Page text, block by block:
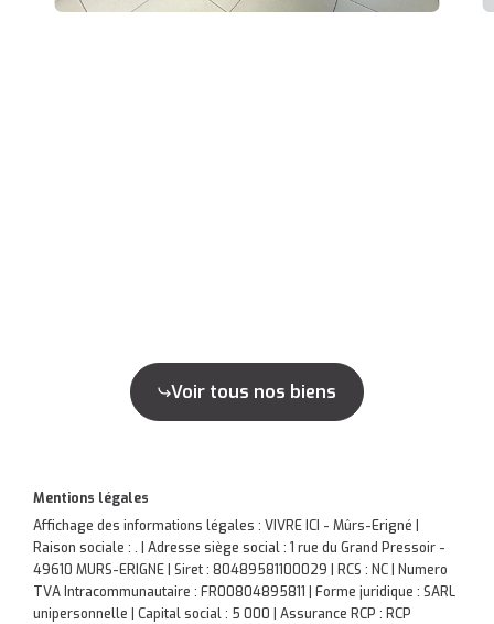
Voir tous nos biens
Mentions légales
Affichage des informations légales : VIVRE ICI - Mûrs-Erigné |
Raison sociale : . | Adresse siège social : 1 rue du Grand Pressoir -
49610 MURS-ERIGNE | Siret : 80489581100029 | RCS : NC | Numero
TVA Intracommunautaire : FR00804895811 | Forme juridique : SARL
unipersonnelle | Capital social : 5 000 | Assurance RCP : RCP